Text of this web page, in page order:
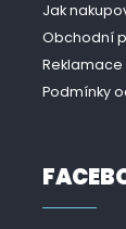
Jak
Obchodní
Podmínky